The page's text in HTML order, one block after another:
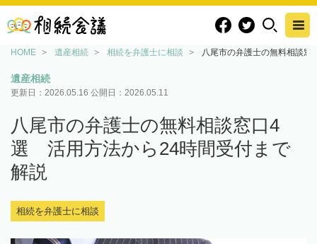
HOME 遺産相続 相続を弁護士に相談 八尾市の弁護士の無料相談
遺産相続
更新日： 2026.05.16 公開日： 2026.05.11
八尾市の弁護士の無料相談窓口4
選 活用方法から24時間受付まで
解説
相続を弁護士に相談